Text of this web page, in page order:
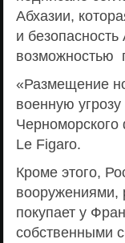
Абхазии,
и
возможностью
«Размещение
военную
Le Figaro.
Кроме этого,
вооружениями,
покупает у
собственными